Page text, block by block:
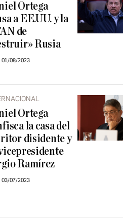
Ortega
a EE.UU. y la
de
Rusia
01/08/2023
Ortega
la casa del
disidente y
Ramírez
03/07/2023